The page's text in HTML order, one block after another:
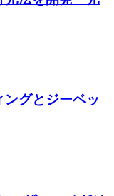
グとジーベッ